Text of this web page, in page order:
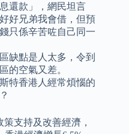
還款」，網民坦言
好兄弟我會借，但預
只係辛苦咗自己同一
缺點是人太多，令到
的空氣又差。
特香港人經常煩惱的
支持及改善經濟，